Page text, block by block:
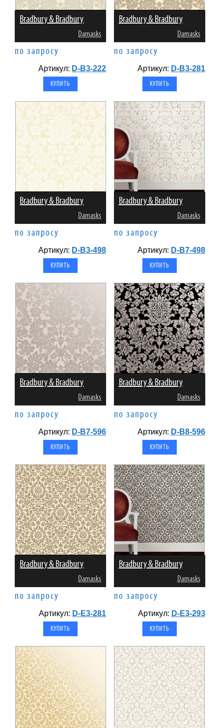
Bradbury & Bradbury
Damasks
по запросу
Артикул: D-B3-222
Bradbury & Bradbury
Damasks
по запросу
Артикул: D-B3-281
Bradbury & Bradbury
Damasks
по запросу
Артикул: D-B3-498
Bradbury & Bradbury
Damasks
по запросу
Артикул: D-B7-498
Bradbury & Bradbury
Damasks
по запросу
Артикул: D-B7-596
Bradbury & Bradbury
Damasks
по запросу
Артикул: D-B8-596
Bradbury & Bradbury
Damasks
по запросу
Артикул: D-E3-281
Bradbury & Bradbury
Damasks
по запросу
Артикул: D-E3-293